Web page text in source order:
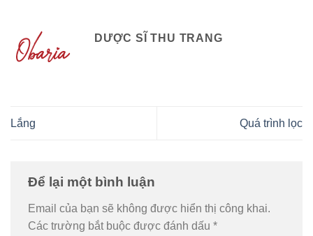
DƯỢC SĨ THU TRANG
Lắng Quá trình lọc
Để lại một bình luận
Email của bạn sẽ không được hiển thị công khai.
Các trường bắt buộc được đánh dấu *